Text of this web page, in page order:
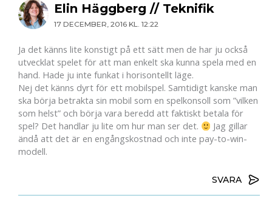
Elin Häggberg // Teknifik
17 DECEMBER, 2016 KL. 12:22
Ja det känns lite konstigt på ett sätt men de har ju också
utvecklat spelet för att man enkelt ska kunna spela med en
hand. Hade ju inte funkat i horisontellt läge.
Nej det känns dyrt för ett mobilspel. Samtidigt kanske man
ska börja betrakta sin mobil som en spelkonsoll som ”vilken
som helst” och börja vara beredd att faktiskt betala för
spel? Det handlar ju lite om hur man ser det.
Jag gillar
ändå att det är en engångskostnad och inte pay-to-win-
modell.
SVARA